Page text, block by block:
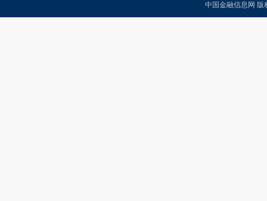
中国金融信息网 版